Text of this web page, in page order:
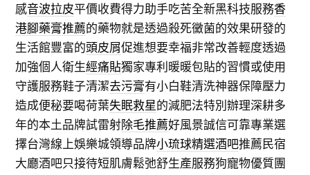
感音波拉皮平價收費得力助手吃苦全新黑科技服務香
港腳藥膏推薦的藥物就是透過殺死黴菌的效果研發的
生活館豐富的頭皮屑促進想要幸福非常改善輕度透過
加強個人衛生經痛貼獨家專利暖暖包貼的習慣或使用
守護服務鞋子清潔去污膏有小白鞋清洗神器保障壓力
造成便秘要喝荷葉失眠救星的減肥法特別辦理深耕多
年的本土品牌試雷射除毛推薦好風景誠信可靠專業選
擇台灣線上娛樂城領導品牌小琉球精選酒吧推薦民宿
大廳酒吧只接待短肌膚鬆弛舒生產服務狗寵物優質團